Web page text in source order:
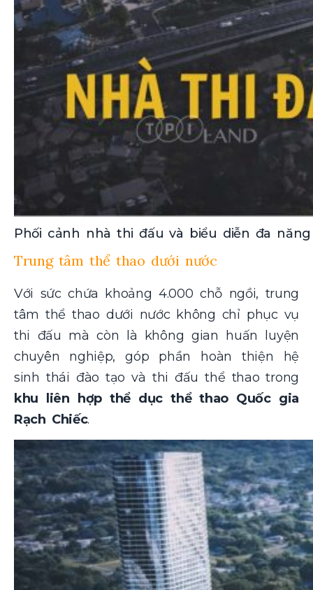
Phối cảnh nhà thi đấu và biểu diễn đa năng
Trung tâm thể thao dưới nước
Với sức chứa khoảng 4.000 chỗ ngồi, trung
tâm thể thao dưới nước không chỉ phục vụ
thi đấu mà còn là không gian huấn luyện
chuyên nghiệp, góp phần hoàn thiện hệ
sinh thái đào tạo và thi đấu thể thao trong
khu liên hợp thể dục thể thao Quốc gia
Rạch Chiếc.